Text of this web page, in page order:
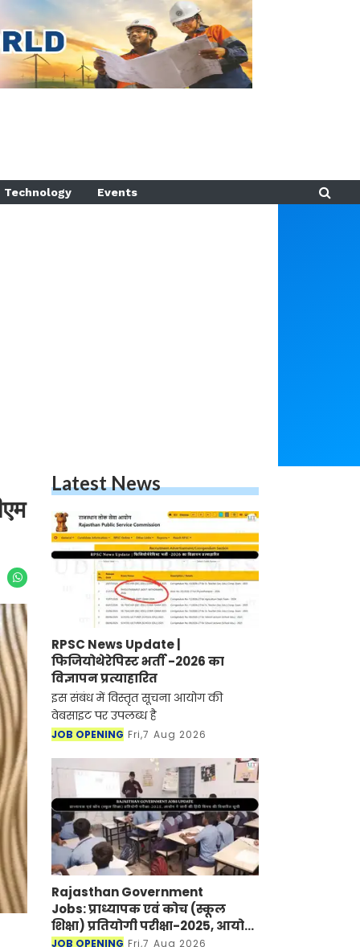
Technology Events
Latest News
RPSC News Update |
फिजियोथेरेपिस्ट भर्ती -2026 का
विज्ञापन प्रत्याहारित
इस संबंध में विस्तृत सूचना आयोग की
वेबसाइट पर उपलब्ध है
JOB OPENING Fri,7 Aug 2026
Rajasthan Government
Jobs: प्राध्यापक एवं कोच (स्कूल
शिक्षा) प्रतियोगी परीक्षा-2025, आयोग
ने जारी की हिंदी विषय की विचारित
JOB OPENING Fri,7 Aug 2026